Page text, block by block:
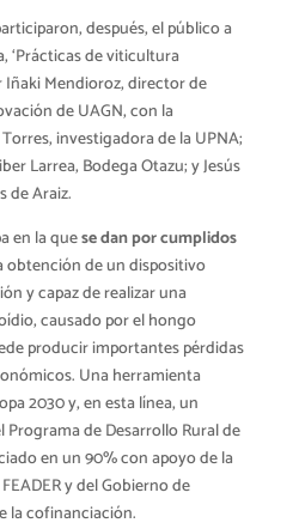
después, el público a
‘Prácticas de viticultura
Iñaki Mendioroz, director de
de UAGN, con la
investigadora de la UPNA;
Larrea, Bodega Otazu; y Jesús
de Araiz.
en la quese dan por cumplidos
obtención de un dispositivo
y capaz de realizar una
causado por el hongo
producir importantes pérdidas
Una herramienta
2030 y, en esta línea, un
de Desarrollo Rural de
en un 90% con apoyo de la
y del Gobierno de
la cofinanciación.